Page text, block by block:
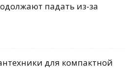
падать из-за
для компактной